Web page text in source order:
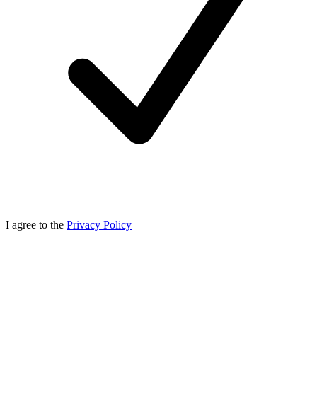
I agree to the Privacy Policy